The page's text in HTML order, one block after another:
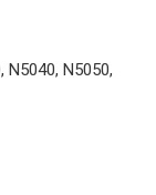
N5040, N5050,